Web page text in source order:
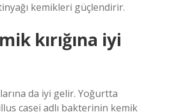
kemikleri güçlendirir.
kırığına iyi
da iyi gelir. Yoğurtta
casei adlı bakterinin kemik